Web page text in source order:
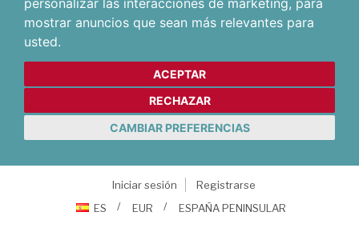
personalizar las interacciones de marketing, para
mostrar anuncios que sean más relevantes para
usted.
ACEPTAR
RECHAZAR
CAMBIAR PREFERENCIAS
Iniciar sesión
Registrarse
ES
EUR ESPAÑA PENINSULAR